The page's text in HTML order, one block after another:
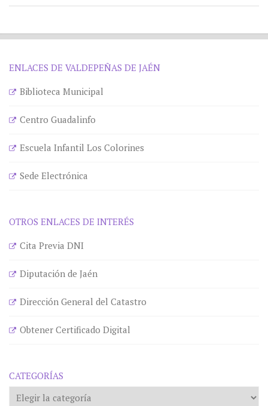
ENLACES DE VALDEPEÑAS DE JAÉN
Biblioteca Municipal
Centro Guadalinfo
Escuela Infantil Los Colorines
Sede Electrónica
OTROS ENLACES DE INTERÉS
Cita Previa DNI
Diputación de Jaén
Dirección General del Catastro
Obtener Certificado Digital
CATEGORÍAS
Categorías